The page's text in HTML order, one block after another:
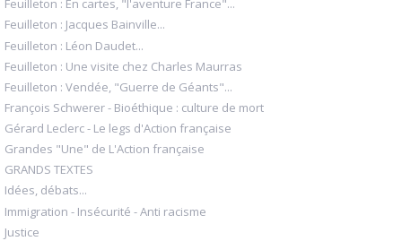
Feuilleton : En cartes, "l'aventure France"...
Feuilleton : Jacques Bainville...
Feuilleton : Léon Daudet...
Feuilleton : Une visite chez Charles Maurras
Feuilleton : Vendée, "Guerre de Géants"...
François Schwerer - Bioéthique : culture de mort
Gérard Leclerc - Le legs d'Action française
Grandes "Une" de L'Action française
GRANDS TEXTES
Idées, débats...
Immigration - Insécurité - Anti racisme
Justice